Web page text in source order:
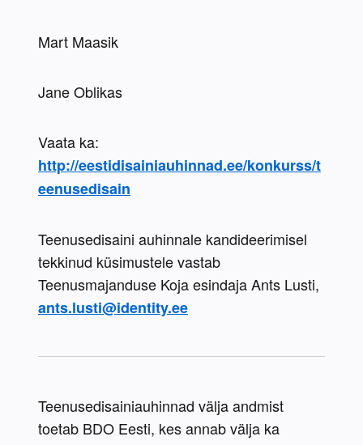
Mart Maasik
Jane Oblikas
http://eestidisainiauhinnad.ee/konkurss/t
eenusedisain
Teenusedisaini auhinnale kandideerimisel
tekkinud küsimustele vastab
ants.lusti@identity.ee
Teenusedisainiauhinnad välja andmist
toetab BDO Eesti, kes annab välja ka